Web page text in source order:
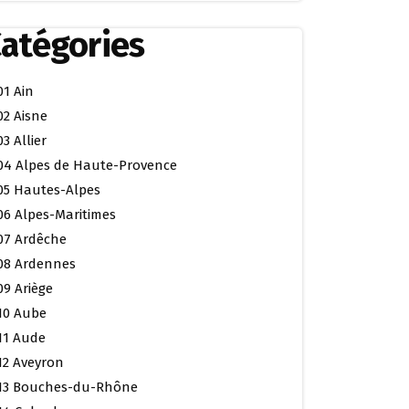
Ain
Aisne
Allier
Alpes de Haute-Provence
Hautes-Alpes
Alpes-Maritimes
Ardêche
Ardennes
Ariège
Aube
Aude
Aveyron
Bouches-du-Rhône